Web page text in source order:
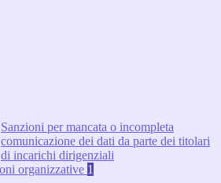
Sanzioni per mancata o incompleta
comunicazione dei dati da parte dei titolari
di incarichi dirigenziali
organizzative 1